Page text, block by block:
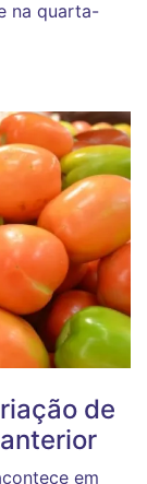
na quarta-
de
em